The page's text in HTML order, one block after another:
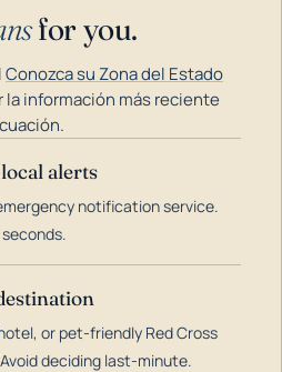
for you.
Conozca su Zona del Estado
la información más reciente
alerts
notification service.
or pet-friendly Red Cross
deciding last-minute.